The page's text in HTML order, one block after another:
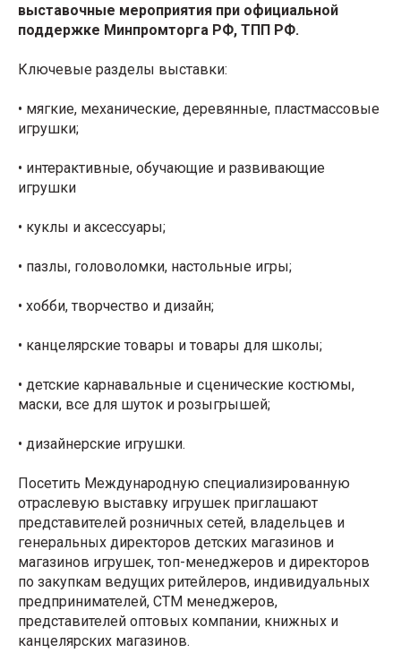
выставочные мероприятия при официальной
поддержке Минпромторга РФ, ТПП РФ.
Ключевые разделы выставки:
• мягкие, механические, деревянные, пластмассовые
игрушки;
• интерактивные, обучающие и развивающие
игрушки
• куклы и аксессуары;
• пазлы, головоломки, настольные игры;
• хобби, творчество и дизайн;
• канцелярские товары и товары для школы;
• детские карнавальные и сценические костюмы,
маски, все для шуток и розыгрышей;
• дизайнерские игрушки.
Посетить Международную специализированную
отраслевую выставку игрушек приглашают
представителей розничных сетей, владельцев и
генеральных директоров детских магазинов и
магазинов игрушек, топ-менеджеров и директоров
по закупкам ведущих ритейлеров, индивидуальных
предпринимателей, СТМ менеджеров,
представителей оптовых компании, книжных и
канцелярских магазинов.